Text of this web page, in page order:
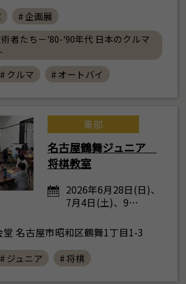
# 企画展
者たち－'80-'90年代 日本のクルマ
# クルマ # オートバイ
東部
名古屋鶴舞ジュニア
将棋教室
2026年6月28日(日)、
7月4日(土)、9…
名古屋市昭和区鶴舞1丁目1-3
# ジュニア # 将棋